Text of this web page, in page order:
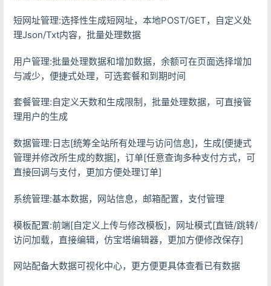
短网址管理:选择性生成短网址，本地POST/GET，自定义处
理Json/Txt内容，批量处理数据
用户管理:批量处理数据和增加数据，余额可在页面选择增加
与减少，便捷式处理，可选套餐和到期时间
套餐管理:自定义天数和生成限制，批量处理数据，可直接管
理用户的生成
数据管理:日志[统筹全站所有处理与访问信息]，生成[便捷式
管理并修改所生成的数据]，订单[任意查询多种支付方式，可
直接回调与支付，更加方便处理订单]
系统管理:基本数据，网站信息，邮箱配置，支付管理
模板配置:前端[自定义上传与修改模板]，网址模式[直链/跳转/
访问加载，直接编辑，仿宝塔编辑器，更加方便修改保存]
网站配备大数据可视化中心，更方便更具体查看已有数据